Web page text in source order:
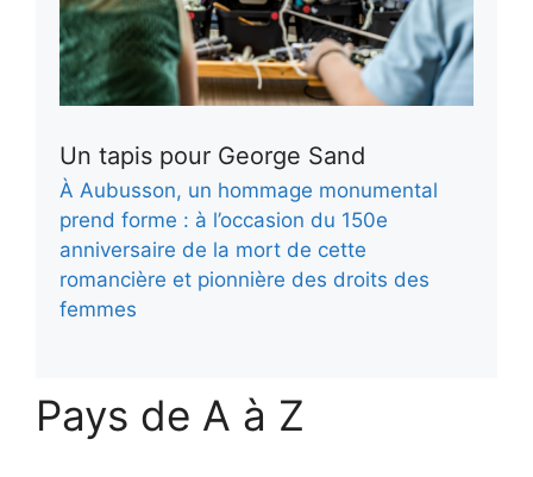
Un tapis pour George Sand
À Aubusson, un hommage monumental
prend forme : à l’occasion du 150e
anniversaire de la mort de cette
romancière et pionnière des droits des
femmes
Pays de A à Z